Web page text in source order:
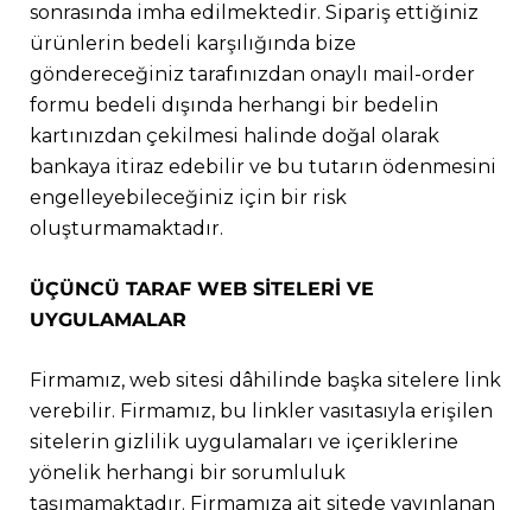
sonrasında imha edilmektedir. Sipariş ettiğiniz
ürünlerin bedeli karşılığında bize
göndereceğiniz tarafınızdan onaylı mail-order
formu bedeli dışında herhangi bir bedelin
kartınızdan çekilmesi halinde doğal olarak
bankaya itiraz edebilir ve bu tutarın ödenmesini
engelleyebileceğiniz için bir risk
oluşturmamaktadır.
ÜÇÜNCÜ TARAF WEB SİTELERİ VE
UYGULAMALAR
Firmamız, web sitesi dâhilinde başka sitelere link
verebilir. Firmamız, bu linkler vasıtasıyla erişilen
sitelerin gizlilik uygulamaları ve içeriklerine
yönelik herhangi bir sorumluluk
taşımamaktadır. Firmamıza ait sitede yayınlanan